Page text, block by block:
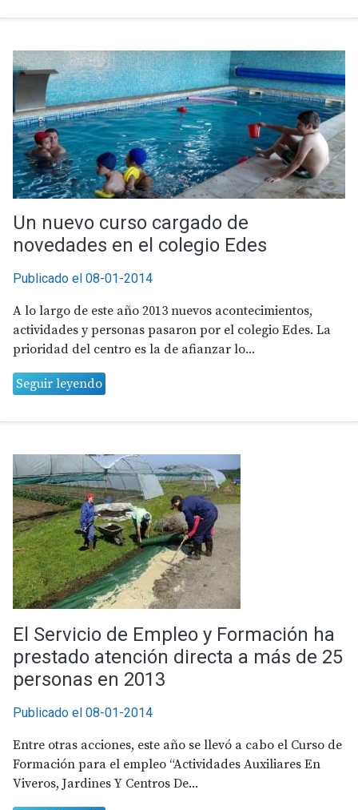
Un nuevo curso cargado de
novedades en el colegio Edes
Publicado el 08-01-2014
A lo largo de este año 2013 nuevos acontecimientos,
actividades y personas pasaron por el colegio Edes. La
prioridad del centro es la de afianzar lo...
Seguir leyendo
El Servicio de Empleo y Formación ha
prestado atención directa a más de 25
personas en 2013
Publicado el 08-01-2014
Entre otras acciones, este año se llevó a cabo el Curso de
Formación para el empleo “Actividades Auxiliares En
Viveros, Jardines Y Centros De...